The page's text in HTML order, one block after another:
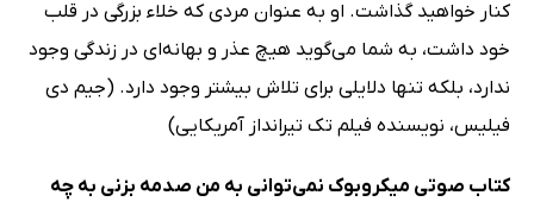
کنار خواهید گذاشت. او به عنوان مردی که خلاء بزرگی در قلب
خود داشت، به شما می‌گوید هیچ عذر و بهانه‌ای در زندگی وجود
ندارد، بلکه تنها دلایلی برای تلاش بیشتر وجود دارد. (جیم دی
فیلیس، نویسنده فیلم تک تیرانداز آمریکایی)
کتاب صوتی میکروبوک نمی‌توانی به من صدمه بزنی به چه